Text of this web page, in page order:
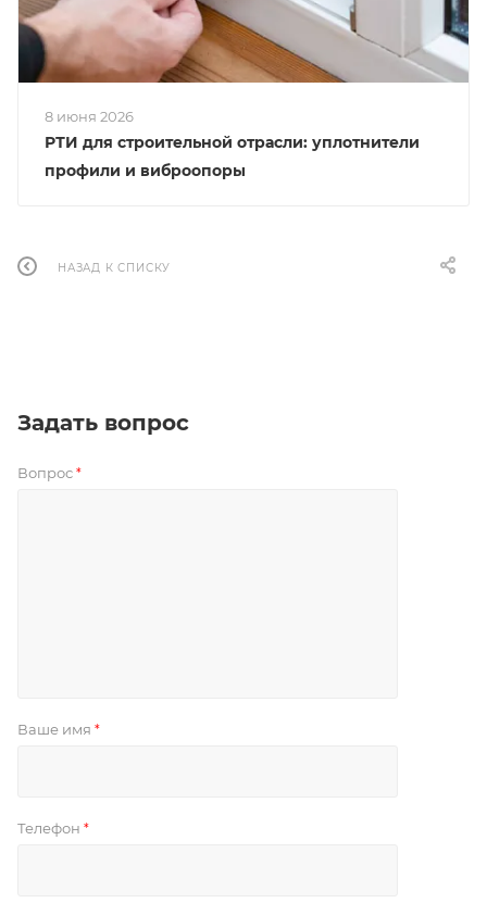
8 июня 2026
РТИ для строительной отрасли: уплотнители
профили и виброопоры
НАЗАД К СПИСКУ
Задать вопрос
Вопрос *
Ваше имя *
Телефон *